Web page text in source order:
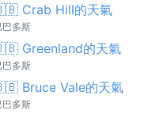
Crab Hill的天氣
巴多斯
Greenland的天氣
巴多斯
Bruce Vale的天氣
巴多斯